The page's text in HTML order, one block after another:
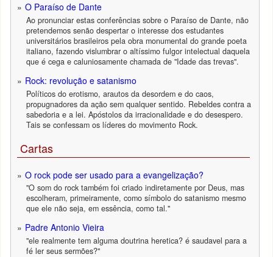
O Paraíso de Dante
Ao pronunciar estas conferências sobre o Paraíso de Dante, não
pretendemos senão despertar o interesse dos estudantes
universitários brasileiros pela obra monumental do grande poeta
italiano, fazendo vislumbrar o altíssimo fulgor intelectual daquela
que é cega e caluniosamente chamada de "Idade das trevas".
Rock: revolução e satanismo
Políticos do erotismo, arautos da desordem e do caos,
propugnadores da ação sem qualquer sentido. Rebeldes contra a
sabedoria e a lei. Apóstolos da irracionalidade e do desespero.
Tais se confessam os líderes do movimento Rock.
Cartas
O rock pode ser usado para a evangelização?
"O som do rock também foi criado indiretamente por Deus, mas
escolheram, primeiramente, como símbolo do satanismo mesmo
que ele não seja, em essência, como tal."
Padre Antonio Vieira
"ele realmente tem alguma doutrina heretica? é saudavel para a
fé ler seus sermões?"